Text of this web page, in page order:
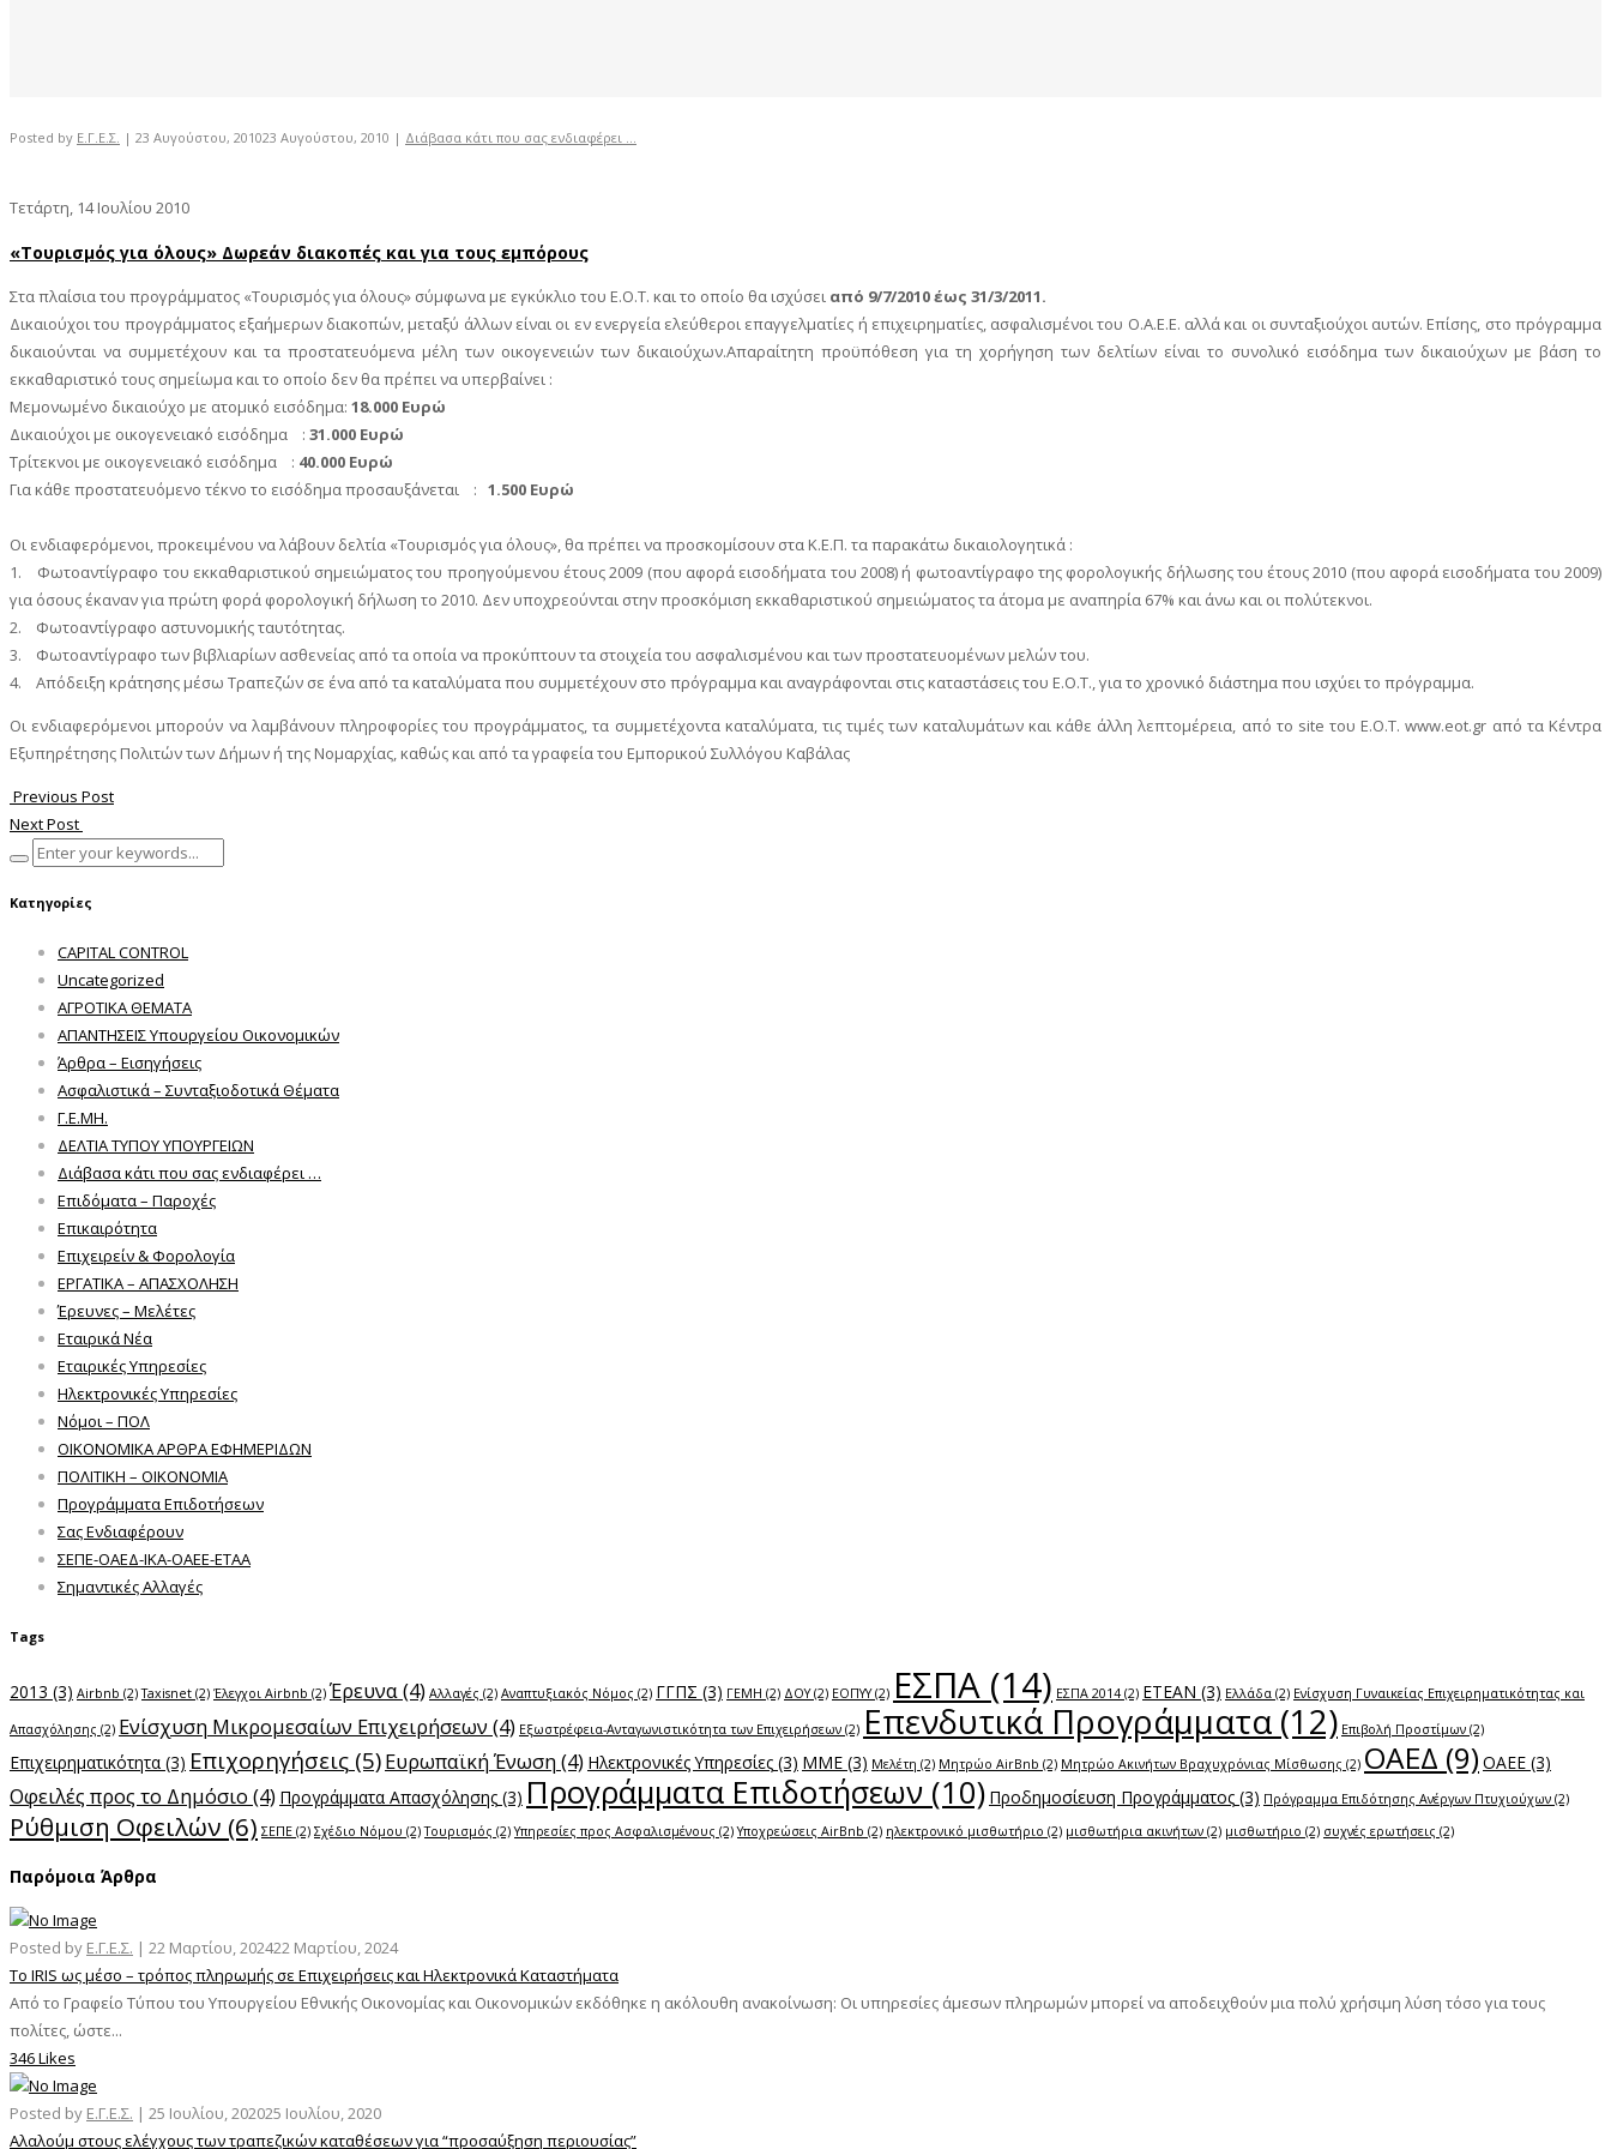
Posted by Ε.Γ.Ε.Σ. | 23 Αυγούστου, 201023 Αυγούστου, 2010 | Διάβασα κάτι που σας ενδιαφέρει ...
Τετάρτη, 14 Ιουλίου 2010
«Τουρισμός για όλους» Δωρεάν διακοπές και για τους εμπόρους
Στα πλαίσια του προγράμματος «Τουρισμός για όλους» σύμφωνα με εγκύκλιο του Ε.Ο.Τ. και το οποίο θα ισχύσει από 9/7/2010 έως 31/3/2011.
Δικαιούχοι του προγράμματος εξαήμερων διακοπών, μεταξύ άλλων είναι οι εν ενεργεία ελεύθεροι επαγγελματίες ή επιχειρηματίες, ασφαλισμένοι του Ο.Α.Ε.Ε. αλλά και οι συνταξιούχοι αυτών. Επίσης, στο πρόγραμμα
δικαιούνται να συμμετέχουν και τα προστατευόμενα μέλη των οικογενειών των δικαιούχων.Απαραίτητη προϋπόθεση για τη χορήγηση των δελτίων είναι το συνολικό εισόδημα των δικαιούχων με βάση το
εκκαθαριστικό τους σημείωμα και το οποίο δεν θα πρέπει να υπερβαίνει :
Μεμονωμένο δικαιούχο με ατομικό εισόδημα: 18.000 Ευρώ
Δικαιούχοι με οικογενειακό εισόδημα : 31.000 Ευρώ
Τρίτεκνοι με οικογενειακό εισόδημα : 40.000 Ευρώ
Για κάθε προστατευόμενο τέκνο το εισόδημα προσαυξάνεται : 1.500 Ευρώ
Οι ενδιαφερόμενοι, προκειμένου να λάβουν δελτία «Τουρισμός για όλους», θα πρέπει να προσκομίσουν στα Κ.Ε.Π. τα παρακάτω δικαιολογητικά :
1. Φωτοαντίγραφο του εκκαθαριστικού σημειώματος του προηγούμενου έτους 2009 (που αφορά εισοδήματα του 2008) ή φωτοαντίγραφο της φορολογικής δήλωσης του έτους 2010 (που αφορά εισοδήματα του 2009)
για όσους έκαναν για πρώτη φορά φορολογική δήλωση το 2010. Δεν υποχρεούνται στην προσκόμιση εκκαθαριστικού σημειώματος τα άτομα με αναπηρία 67% και άνω και οι πολύτεκνοι.
2. Φωτοαντίγραφο αστυνομικής ταυτότητας.
3. Φωτοαντίγραφο των βιβλιαρίων ασθενείας από τα οποία να προκύπτουν τα στοιχεία του ασφαλισμένου και των προστατευομένων μελών του.
4. Απόδειξη κράτησης μέσω Τραπεζών σε ένα από τα καταλύματα που συμμετέχουν στο πρόγραμμα και αναγράφονται στις καταστάσεις του Ε.Ο.Τ., για το χρονικό διάστημα που ισχύει το πρόγραμμα.
Οι ενδιαφερόμενοι μπορούν να λαμβάνουν πληροφορίες του προγράμματος, τα συμμετέχοντα καταλύματα, τις τιμές των καταλυμάτων και κάθε άλλη λεπτομέρεια, από το site του Ε.Ο.Τ. www.eot.gr από τα Κέντρα
Εξυπηρέτησης Πολιτών των Δήμων ή της Νομαρχίας, καθώς και από τα γραφεία του Εμπορικού Συλλόγου Καβάλας
Previous Post
Next Post
Κατηγορίες
CAPITAL CONTROL
Uncategorized
ΑΓΡΟΤΙΚΑ ΘΕΜΑΤΑ
ΑΠΑΝΤΗΣΕΙΣ Υπουργείου Οικονομικών
Άρθρα – Εισηγήσεις
Ασφαλιστικά – Συνταξιοδοτικά Θέματα
Γ.Ε.ΜΗ.
ΔΕΛΤΙΑ ΤΥΠΟΥ ΥΠΟΥΡΓΕΙΩΝ
Διάβασα κάτι που σας ενδιαφέρει …
Επιδόματα – Παροχές
Επικαιρότητα
Επιχειρείν & Φορολογία
ΕΡΓΑΤΙΚΑ – ΑΠΑΣΧΟΛΗΣΗ
Έρευνες – Μελέτες
Εταιρικά Νέα
Εταιρικές Υπηρεσίες
Ηλεκτρονικές Υπηρεσίες
Νόμοι – ΠΟΛ
ΟΙΚΟΝΟΜΙΚΑ ΑΡΘΡΑ ΕΦΗΜΕΡΙΔΩΝ
ΠΟΛΙΤΙΚΗ – ΟΙΚΟΝΟΜΙΑ
Προγράμματα Επιδοτήσεων
Σας Ενδιαφέρουν
ΣΕΠΕ-ΟΑΕΔ-ΙΚΑ-ΟΑΕΕ-ΕΤΑΑ
Σημαντικές Αλλαγές
Tags
2013 (3) Airbnb (2) Taxisnet (2) Έλεγχοι Airbnb (2) Έρευνα(4) Αλλαγές (2) Αναπτυξιακός Νόμος (2) ΓΓΠΣ (3) ΓΕΜΗ (2) ΔΟΥ(2) ΕΟΠΥΥ(2) ΕΣΠΑ (14) ΕΣΠΑ 2014 (2) ΕΤΕΑΝ (3) Ελλάδα (2) Ενίσχυση Γυναικείας Επιχειρηματικότητας και
Απασχόλησης (2) Ενίσχυση Μικρομεσαίων Επιχειρήσεων (4) Εξωστρέφεια-Ανταγωνιστικότητα των Επιχειρήσεων (2) Επενδυτικά Προγράμματα (12) Επιβολή Προστίμων (2)
Επιχειρηματικότητα (3) Επιχορηγήσεις (5)Ευρωπαϊκή Ένωση(4) Ηλεκτρονικές Υπηρεσίες (3) ΜΜΕ (3) Μελέτη (2) Μητρώο AirBnb (2) Μητρώο Ακινήτων Βραχυχρόνιας Μίσθωσης (2) ΟΑΕΔ (9) ΟΑΕΕ (3)
Οφειλές προς το Δημόσιο (4) Προγράμματα Απασχόλησης (3) Προγράμματα Επιδοτήσεων (10) Προδημοσίευση Προγράμματος (3) Πρόγραμμα Επιδότησης Ανέργων Πτυχιούχων (2)
Ρύθμιση Οφειλών (6) ΣΕΠΕ (2) Σχέδιο Νόμου (2) Τουρισμός (2) Υπηρεσίες προς Ασφαλισμένους (2) Υποχρεώσεις AirBnb (2) ηλεκτρονικό μισθωτήριο (2) μισθωτήρια ακινήτων (2) μισθωτήριο (2) συχνές ερωτήσεις (2)
Παρόμοια Άρθρα
Posted by Ε.Γ.Ε.Σ. | 22 Μαρτίου, 202422 Μαρτίου, 2024
Το IRIS ως μέσο – τρόπος πληρωμής σε Επιχειρήσεις και Ηλεκτρονικά Καταστήματα
Από το Γραφείο Τύπου του Υπουργείου Εθνικής Οικονομίας και Οικονομικών εκδόθηκε η ακόλουθη ανακοίνωση: Οι υπηρεσίες άμεσων πληρωμών μπορεί να αποδειχθούν μια πολύ χρήσιμη λύση τόσο για τους
πολίτες, ώστε...
346 Likes
Posted by Ε.Γ.Ε.Σ. | 25 Ιουλίου, 202025 Ιουλίου, 2020
Αλαλούμ στους ελέγχους των τραπεζικών καταθέσεων για “προσαύξηση περιουσίας”